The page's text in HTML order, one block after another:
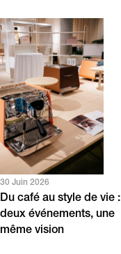
30 Juin 2026
Du café au style de vie :
deux événements, une
même vision